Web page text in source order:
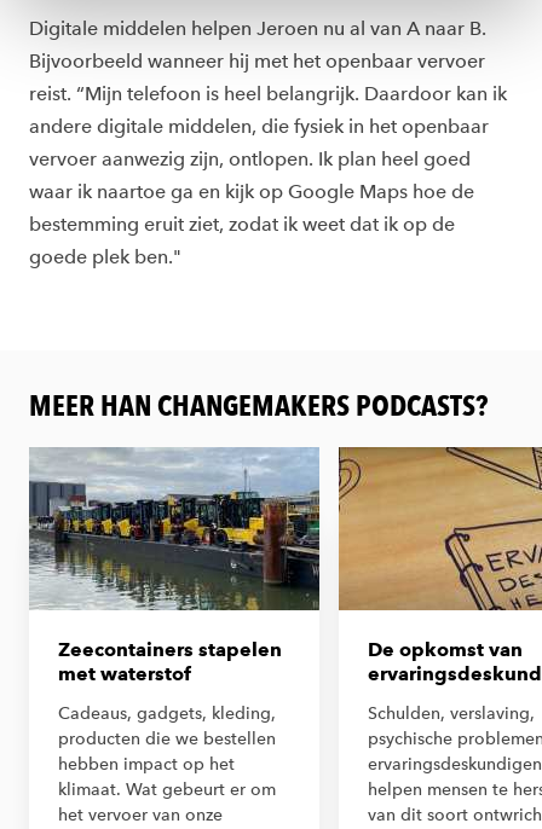
Digitale middelen helpen Jeroen nu al van A naar B.
Bijvoorbeeld wanneer hij met het openbaar vervoer
reist. “Mijn telefoon is heel belangrijk. Daardoor kan ik
andere digitale middelen, die fysiek in het openbaar
vervoer aanwezig zijn, ontlopen. Ik plan heel goed
waar ik naartoe ga en kijk op Google Maps hoe de
bestemming eruit ziet, zodat ik weet dat ik op de
goede plek ben."
MEER HAN CHANGEMAKERS PODCASTS?
Zeecontainers stapelen
met waterstof
Cadeaus, gadgets, kleding,
producten die we bestellen
hebben impact op het
klimaat. Wat gebeurt er om
het vervoer van onze
De opkomst van
Schulden, verslaving,
psychische
ervaringsdeskundigen
helpen mensen te
van dit soort